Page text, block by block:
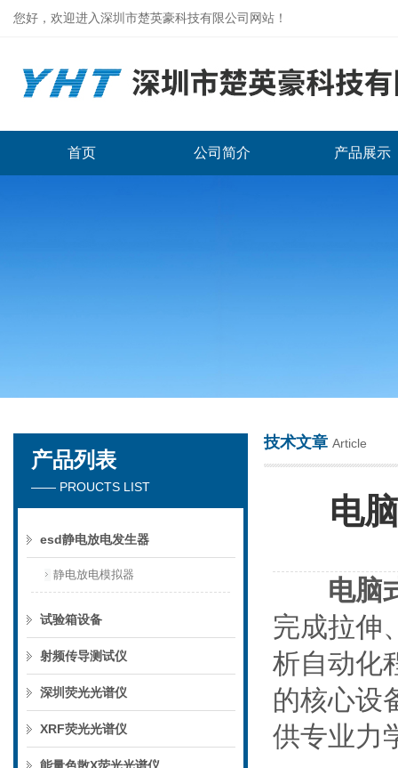
您好，欢迎进入深圳市楚英豪科技有限公司网站！
深圳市楚英豪科技有限公司
首页 公司简介 产品展示
产品列表
—— PROUCTS LIST
esd静电放电发生器
静电放电模拟器
试验箱设备
射频传导测试仪
深圳荧光光谱仪
XRF荧光光谱仪
技术文章 Article
电
电脑
完成拉伸
析自动化
的核心设
供专业力